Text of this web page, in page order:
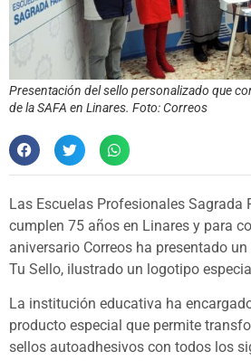
Presentación del sello personalizado que
de la SAFA en Linares. Foto: Correos
Las Escuelas Profesionales Sagrada
cumplen 75 años en Linares y para
aniversario Correos ha presentado
Tu Sello, ilustrado un logotipo
La institución educativa ha
producto especial que permite
sellos autoadhesivos con todos los